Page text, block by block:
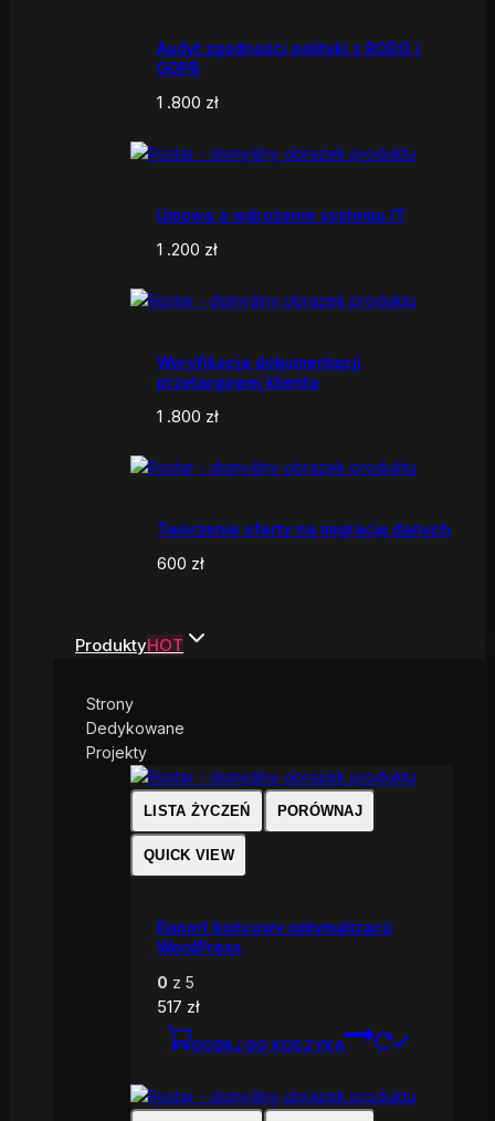
Audyt zgodności polityki z RODO i
GDPR
1 .800 zł
Umowa o wdrożenie systemu IT
1 .200 zł
Weryfikacja dokumentacji
przetargowej klienta
1 .800 zł
Tworzenie oferty na migrację danych
600 zł
ProduktyHOT
Strony
Dedykowane
Projekty
LISTA ŻYCZEŃ PORÓWNAJ
QUICK VIEW
Raport końcowy optymalizacji
WordPress
0 z 5
517 zł
DODAJ DO KOSZYKA